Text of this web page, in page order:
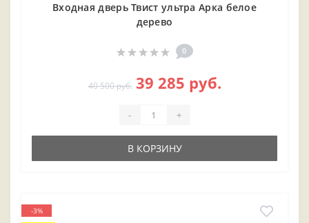
Входная дверь Твист ультра Арка белое
дерево
0
40 500 руб. 39 285 руб.
- +
В КОРЗИНУ
-3%